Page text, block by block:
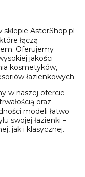
sklepie AsterShop.pl
łączą
Oferujemy
jakości
kosmetyków,
łazienkowych.
w naszej ofercie
oraz
modeli łatwo
swojej łazienki –
jak i klasycznej.